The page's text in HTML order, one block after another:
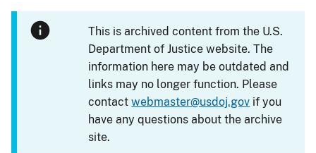
This is archived content from the U.S.
Department of Justice website. The
information here may be outdated and
links may no longer function. Please
contactwebmaster@usdoj.gov if you
have any questions about the archive
site.